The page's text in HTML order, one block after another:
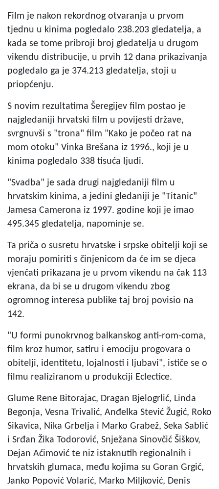
Film je nakon rekordnog otvaranja u prvom
tjednu u kinima pogledalo 238.203 gledatelja, a
kada se tome pribroji broj gledatelja u drugom
vikendu distribucije, u prvih 12 dana prikazivanja
pogledalo ga je 374.213 gledatelja, stoji u
priopćenju.
S novim rezultatima Šeregijev film postao je
najgledaniji hrvatski film u povijesti države,
svrgnuvši s "trona" film "Kako je počeo rat na
mom otoku" Vinka Brešana iz 1996., koji je u
kinima pogledalo 338 tisuća ljudi.
"Svadba" je sada drugi najgledaniji film u
hrvatskim kinima, a jedini gledaniji je "Titanic"
Jamesa Camerona iz 1997. godine koji je imao
495.345 gledatelja, napominje se.
Ta priča o susretu hrvatske i srpske obitelji koji se
moraju pomiriti s činjenicom da će im se djeca
vjenčati prikazana je u prvom vikendu na čak 113
ekrana, da bi se u drugom vikendu zbog
ogromnog interesa publike taj broj povisio na
142.
"U formi punokrvnog balkanskog anti-rom-coma,
film kroz humor, satiru i emociju progovara o
obitelji, identitetu, lojalnosti i ljubavi", ističe se o
filmu realiziranom u produkciji Eclectice.
Glume Rene Bitorajac, Dragan Bjelogrlić, Linda
Begonja, Vesna Trivalić, Anđelka Stević Žugić, Roko
Sikavica, Nika Grbelja i Marko Grabež, Seka Sablić
i Srđan Žika Todorović, Snježana Sinovčić Šiškov,
Dejan Aćimović te niz istaknutih regionalnih i
hrvatskih glumaca, među kojima su Goran Grgić,
Janko Popović Volarić, Marko Miljković, Denis